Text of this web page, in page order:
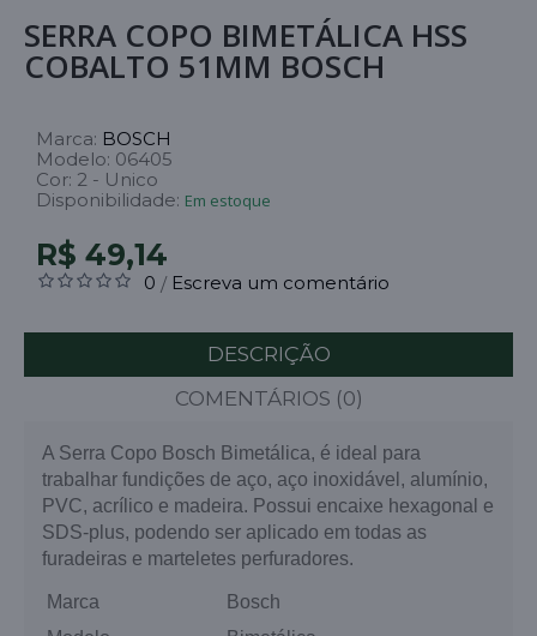
SERRA COPO BIMETÁLICA HSS
COBALTO 51MM BOSCH
Marca: BOSCH
Modelo: 06405
Cor: 2 - Unico
Disponibilidade: Em estoque
R$ 49,14
0 / Escreva um comentário
DESCRIÇÃO
COMENTÁRIOS (0)
A Serra Copo Bosch Bimetálica, é ideal para
trabalhar fundições de aço, aço inoxidável, alumínio,
PVC, acrílico e madeira. Possui encaixe hexagonal e
SDS-plus, podendo ser aplicado em todas as
furadeiras e marteletes perfuradores.
Marca
Bosch